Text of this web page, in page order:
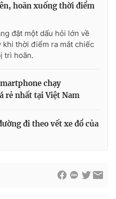
hoãn xuống thời điểm
đặt một dấu hỏi lớn về
khi thời điểm ra mắt chiếc
trì hoãn.
chạy
rẻ nhất tại Việt Nam
đi theo vết xe đổ của